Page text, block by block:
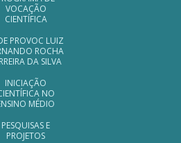
VOCAÇÃO
CIENTÍFICA
PROVOC LUIZ
ROCHA
DA SILVA
INICIAÇÃO
NO
MÉDIO
PESQUISAS E
PROJETOS